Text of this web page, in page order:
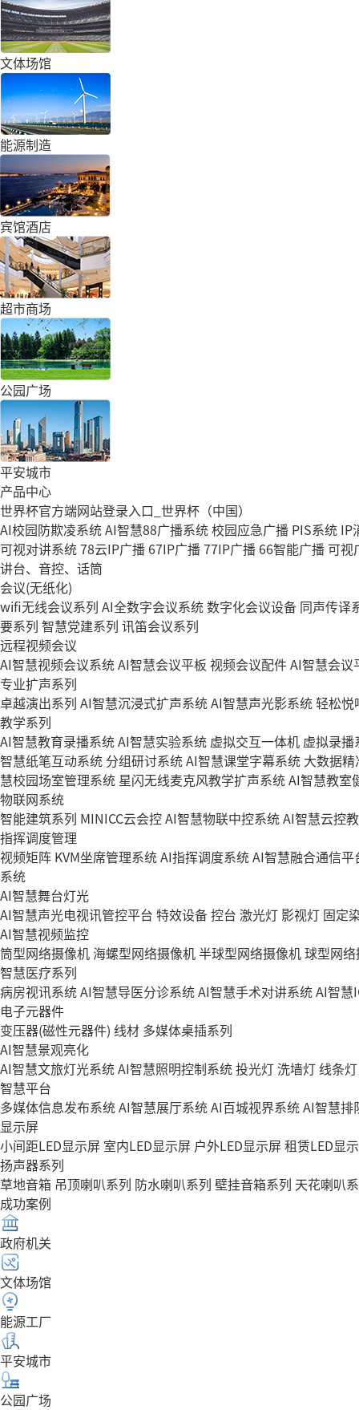
文体场馆
能源制造
宾馆酒店
超市商场
公园广场
平安城市
产品中心
世界杯官方端网站登录入口_世界杯（中国）
AI校园防欺凌系统AI智慧88广播系统校园应急广播 PIS系统 IP
可视对讲系统78云IP广播 67IP广播77IP广播 66智能广播 可视
讲台、音控、话筒
会议(无纸化)
wifi无线会议系列 AI全数字会议系统数字化会议设备 同声传译
要系列 智慧党建系列 讯笛会议系列
远程视频会议
AI智慧视频会议系统AI智慧会议平板 视频会议配件AI智慧会
专业扩声系列
卓越演出系列 AI智慧沉浸式扩声系统AI智慧声光影系统轻松悦
教学系列
AI智慧教育录播系统AI智慧实验系统 虚拟交互一体机 虚拟录播
智慧纸笔互动系统 分组研讨系统AI智慧课堂字幕系统 大数据
慧校园场室管理系统 星闪无线麦克风教学扩声系统AI智慧教室
物联网系统
智能建筑系列 MINICC云会控AI智慧物联中控系统AI智慧云控
指挥调度管理
视频矩阵 KVM坐席管理系统AI指挥调度系统AI智慧融合通信平
系统
AI智慧舞台灯光
AI智慧声光电视讯管控平台 特效设备控台 激光灯 影视灯 固定
AI智慧视频监控
筒型网络摄像机 海螺型网络摄像机半球型网络摄像机球型网
智慧医疗系列
病房视讯系统AI智慧导医分诊系统AI智慧手术对讲系统AI智慧
电子元器件
变压器(磁性元器件) 线材 多媒体桌插系列
AI智慧景观亮化
AI智慧文旅灯光系统AI智慧照明控制系统投光灯洗墙灯线条灯
智慧平台
多媒体信息发布系统AI智慧展厅系统AI百城视界系统AI智慧排
显示屏
小间距LED显示屏 室内LED显示屏 户外LED显示屏租赁LED显
扬声器系列
草地音箱 吊顶喇叭系列 防水喇叭系列 壁挂音箱系列 天花喇叭
成功案例
政府机关
文体场馆
能源工厂
平安城市
公园广场